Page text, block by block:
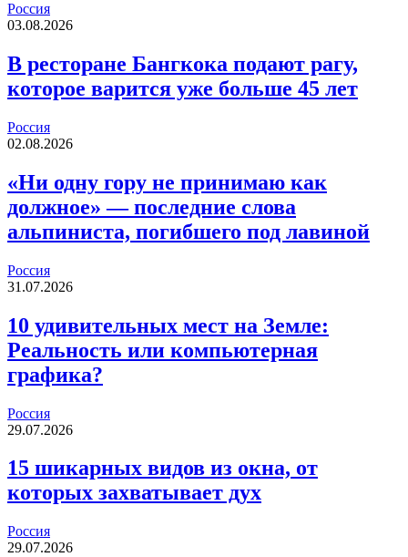
Россия
03.08.2026
В ресторане Бангкока подают рагу,
которое варится уже больше 45 лет
Россия
02.08.2026
«Ни одну гору не принимаю как
должное» — последние слова
альпиниста, погибшего под лавиной
Россия
31.07.2026
10 удивительных мест на Земле:
Реальность или компьютерная
графика?
Россия
29.07.2026
15 шикарных видов из окна, от
которых захватывает дух
Россия
29.07.2026